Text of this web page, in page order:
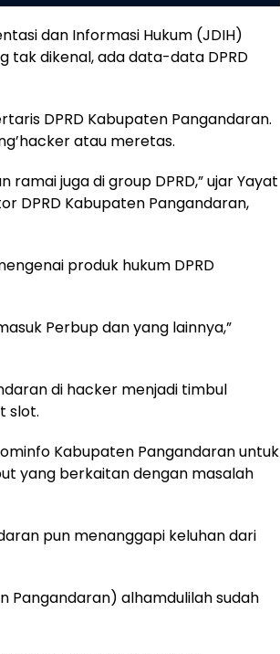
dan Informasi Hukum (JDIH)
tak dikenal, ada data-data DPRD
DPRD Kabupaten Pangandaran.
atau meretas.
juga di group DPRD,” ujar Yayat
DPRD Kabupaten Pangandaran,
produk hukum DPRD
Perbup dan yang lainnya,”
di hacker menjadi timbul
slot.
Kabupaten Pangandaran untuk
yang berkaitan dengan masalah
pun menanggapi keluhan dari
Pangandaran) alhamdulilah sudah